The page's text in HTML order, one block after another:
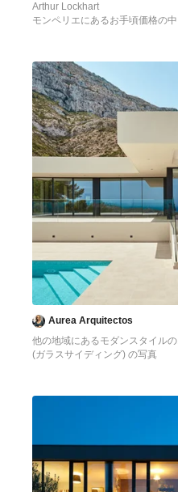
Arthur Lockhart
モンペリエにあるお手頃価格の
Aurea Arquitectos
他の地域にあるモダンスタイル
(ガラスサイディング) の写真